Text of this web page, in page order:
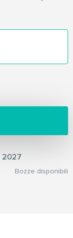
2027
Bozze disponibili